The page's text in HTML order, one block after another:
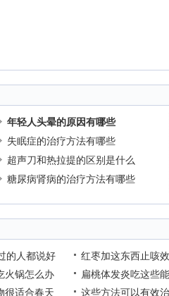
年轻人头晕的原因有哪些
失眠症的治疗方法有哪些
超声刀和热拉提的区别是什么
糖尿病肾病的治疗方法有哪些
的人都说好
火锅怎么办
很适合春天
红枣加这东西止咳
扁桃体发炎吃这些
这些方法可以有效